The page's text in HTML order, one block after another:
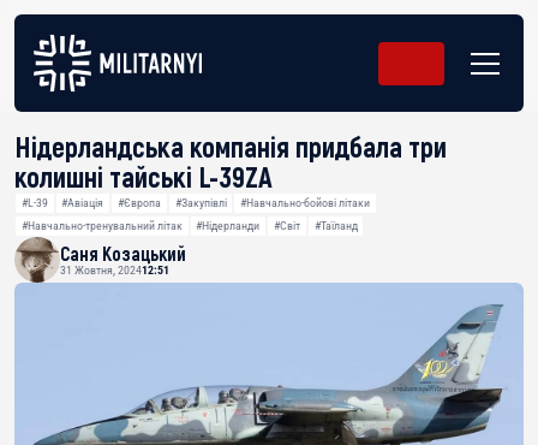
Нідерландська компанія придбала три
колишні тайські L-39ZA
#L-39 #Авіація #Європа #Закупівлі
#Навчально-бойові літаки
#Навчально-тренувальний літак
#Нідерланди #Світ #Таїланд
Саня Козацький
31 Жовтня, 202412:51